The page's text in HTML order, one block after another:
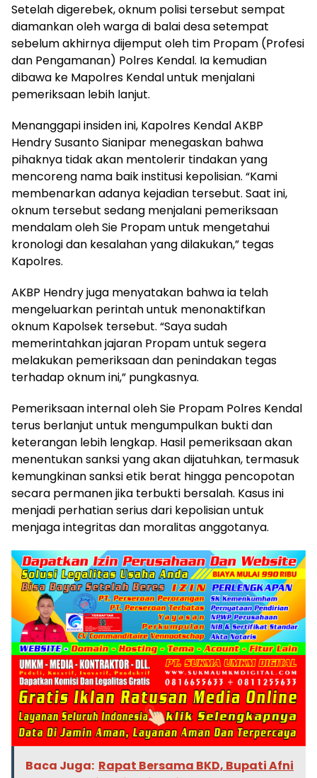
​Setelah digerebek, oknum polisi tersebut sempat
diamankan oleh warga di balai desa setempat
sebelum akhirnya dijemput oleh tim Propam (Profesi
dan Pengamanan) Polres Kendal. Ia kemudian
dibawa ke Mapolres Kendal untuk menjalani
pemeriksaan lebih lanjut.
Menanggapi insiden ini, Kapolres Kendal AKBP
Hendry Susanto Sianipar menegaskan bahwa
pihaknya tidak akan mentolerir tindakan yang
mencoreng nama baik institusi kepolisian. “Kami
membenarkan adanya kejadian tersebut. Saat ini,
oknum tersebut sedang menjalani pemeriksaan
mendalam oleh Sie Propam untuk mengetahui
kronologi dan kesalahan yang dilakukan,” tegas
Kapolres.
​AKBP Hendry juga menyatakan bahwa ia telah
mengeluarkan perintah untuk menonaktifkan
oknum Kapolsek tersebut. “Saya sudah
memerintahkan jajaran Propam untuk segera
melakukan pemeriksaan dan penindakan tegas
terhadap oknum ini,” pungkasnya.
Pemeriksaan internal oleh Sie Propam Polres Kendal
terus berlanjut untuk mengumpulkan bukti dan
keterangan lebih lengkap. Hasil pemeriksaan akan
menentukan sanksi yang akan dijatuhkan, termasuk
kemungkinan sanksi etik berat hingga pencopotan
secara permanen jika terbukti bersalah. Kasus ini
menjadi perhatian serius dari kepolisian untuk
menjaga integritas dan moralitas anggotanya.
Baca Juga: Rapat Bersama BKD, Bupati Afni